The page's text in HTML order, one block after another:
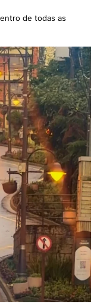
de todas as